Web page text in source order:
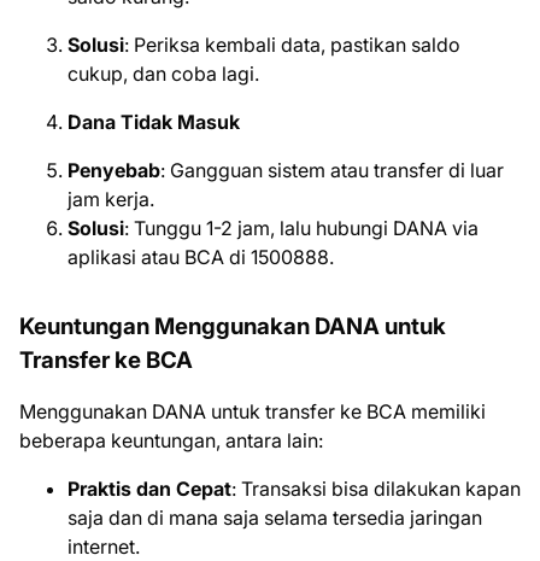
Solusi: Periksa kembali data, pastikan saldo
cukup, dan coba lagi.
Dana Tidak Masuk
Penyebab: Gangguan sistem atau transfer di luar
jam kerja.
Solusi: Tunggu 1-2 jam, lalu hubungi DANA via
aplikasi atau BCA di 1500888.
Keuntungan Menggunakan DANA untuk
Transfer ke BCA
Menggunakan DANA untuk transfer ke BCA memiliki
beberapa keuntungan, antara lain:
Praktis dan Cepat: Transaksi bisa dilakukan kapan
saja dan di mana saja selama tersedia jaringan
internet.